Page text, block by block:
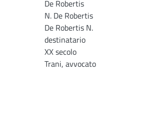
De Robertis
N. De Robertis
De Robertis N.
destinatario
XX secolo
Trani, avvocato